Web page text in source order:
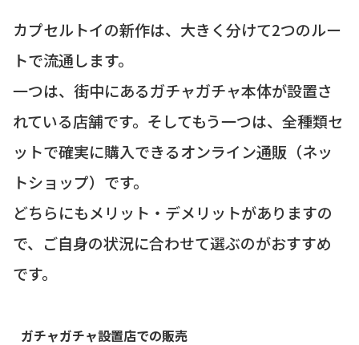
カプセルトイの新作は、大きく分けて2つのルー
トで流通します。
一つは、街中にあるガチャガチャ本体が設置さ
れている店舗です。そしてもう一つは、全種類セ
ットで確実に購入できるオンライン通販（ネッ
トショップ）です。
どちらにもメリット・デメリットがありますの
で、ご自身の状況に合わせて選ぶのがおすすめ
です。
ガチャガチャ設置店での販売